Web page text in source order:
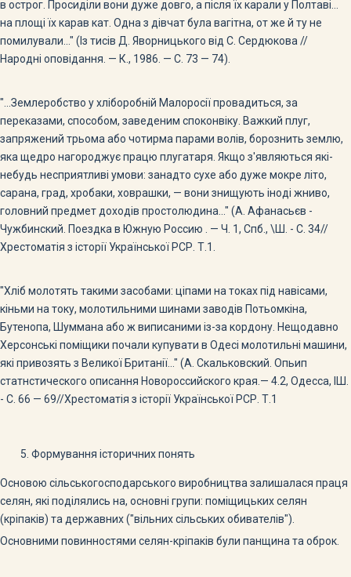
в острог. Просиділи вони дуже довго, а після їх карали у Полтаві...
на площі їх карав кат. Одна з дівчат була вагітна, от же й ту не
помилували..." (Із тисів Д. Яворницького від С. Сердюкова //
Народні оповідання. — К., 1986. — С. 73 — 74).
"...Землеробство у хліборобній Малоросії провадиться, за
переказами, способом, заведеним споконвіку. Важкий плуг,
запряжений трьома або чотирма парами волів, борознить землю,
яка щедро нагороджує працю плугатаря. Якщо з'являються які-
небудь несприятливі умови: занадто сухе або дуже мокре літо,
сарана, град, хробаки, ховрашки, — вони знищують іноді жниво,
головний предмет доходів простолюдина..." (А. Афанасьєв -
Чужбинский. Поездка в Южную Россию . — Ч. 1, Спб., \Ш. - С. 34//
Хрестоматія з історії Української РСР. Т.1.
"Хліб молотять такими засобами: ціпами на токах під навісами,
кіньми на току, молотильними шинами заводів Потьомкіна,
Бутенопа, Шуммана або ж виписаними із-за кордону. Нещодавно
Херсонські поміщики почали купувати в Одесі молотильні машини,
які привозять з Великої Британії..." (А. Скальковский. Опьип
статнстического описання Новороссийского края.— 4.2, Одесса, ІШ.
- С. 66 — 69//Хрестоматія з історії Української РСР. Т.1
Формування історичних понять
Основою сільськогосподарського виробництва залишалася праця
селян, які поділялись на, основні групи: поміщицьких селян
(кріпаків) та державних ("вільних сільських обивателів").
Основними повинностями селян-кріпаків були панщина та оброк.